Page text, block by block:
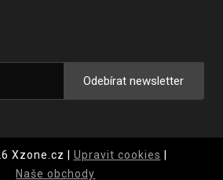
Odebírat newsletter
Xzone.cz | Upravit cookies
Naše obchody